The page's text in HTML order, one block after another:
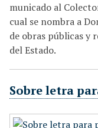
municado al
cual se nombra a
de obras públicas y
del Estado.
Sobre letra